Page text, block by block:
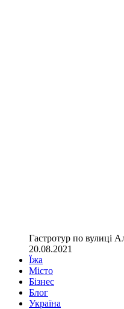
Гастротур по вулиці
20.08.2021
Їжа
Місто
Бізнес
Блог
Україна